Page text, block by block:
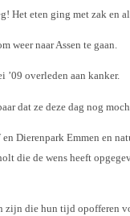
Het eten ging met zak en
weer naar Assen te gaan.
’09 overleden aan kanker.
dat ze deze dag nog
Dierenpark Emmen en
die de wens heeft
zijn die hun tijd opofferen